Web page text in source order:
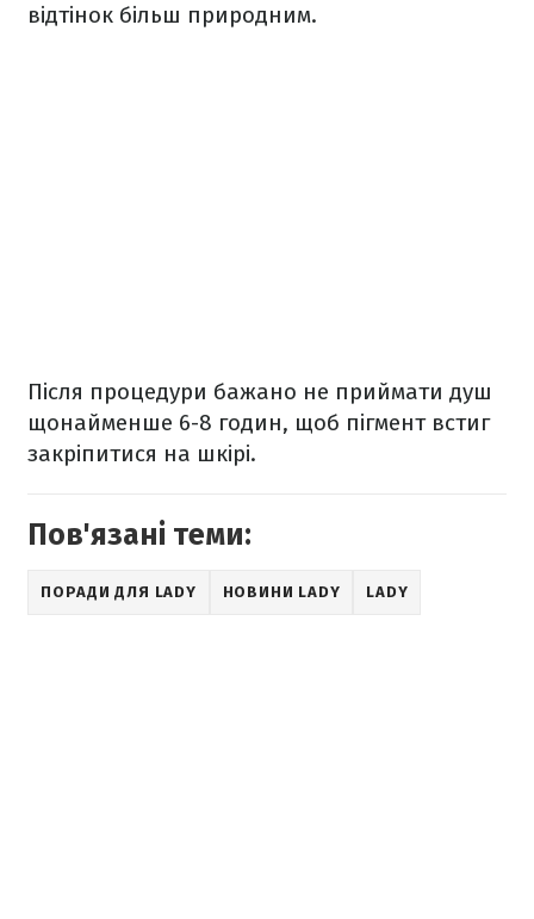
відтінок більш природним.
Після процедури бажано не приймати душ
щонайменше 6-8 годин, щоб пігмент встиг
закріпитися на шкірі.
Пов'язані теми:
ПОРАДИ ДЛЯ LADY НОВИНИ LADY LADY